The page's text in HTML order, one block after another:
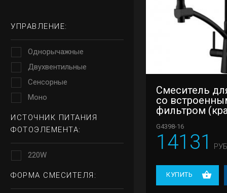
УПРАВЛЕНИЕ:
Однорычажные
Двухвентильные
Сенсорные
Моно
ИСТОЧНИК ПИТАНИЯ
ФОТОЭЛЕМЕНТА:
220W
ФОРМА СМЕСИТЕЛЯ:
Смеситель
со
фильтром
Gappo G4398-
G4398-16
14131
КУПИТЬ